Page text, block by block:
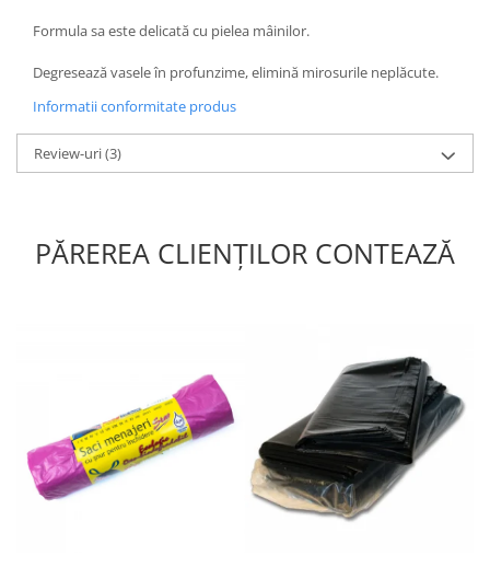
Formula sa este delicată cu pielea mâinilor.
Degresează vasele în profunzime, elimină mirosurile neplăcute.
Informatii conformitate produs
Review-uri(3)
PĂREREA CLIENȚILOR CONTEAZĂ